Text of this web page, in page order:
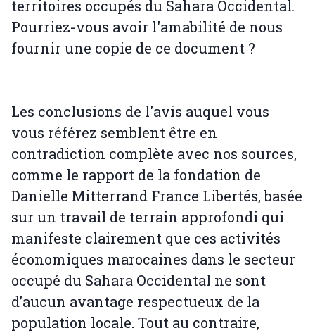
territoires occupés du Sahara Occidental.
Pourriez-vous avoir l'amabilité de nous
fournir une copie de ce document ?
Les conclusions de l'avis auquel vous
vous référez semblent être en
contradiction complète avec nos sources,
comme le rapport de la fondation de
Danielle Mitterrand France Libertés, basée
sur un travail de terrain approfondi qui
manifeste clairement que ces activités
économiques marocaines dans le secteur
occupé du Sahara Occidental ne sont
d’aucun avantage respectueux de la
population locale. Tout au contraire,